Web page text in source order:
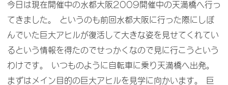
今日は現在開催中の水都大阪2009開催中の天満橋へ行っ
てきました。 というのも前回水都大阪に行った際にしぼ
んでいた巨大アヒルが復活して大きな姿を見せてくれてい
るという情報を得たのでせっかくなので見に行こうという
わけです。 いつものように自転車に乗り天満橋へ出発。
まずはメイン目的の巨大アヒルを見学に向かいます。 巨